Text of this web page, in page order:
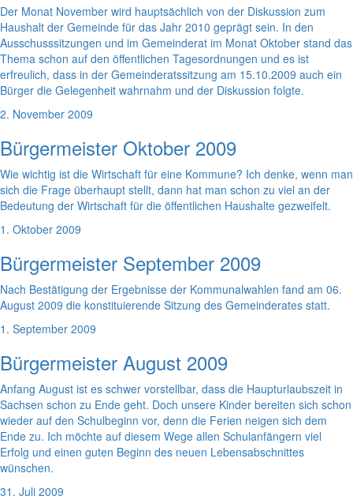
Der Monat November wird hauptsächlich von der Diskussion zum
Haushalt der Gemeinde für das Jahr 2010 geprägt sein. In den
Ausschusssitzungen und im Gemeinderat im Monat Oktober stand das
Thema schon auf den öffentlichen Tagesordnungen und es ist
erfreulich, dass in der Gemeinderatssitzung am 15.10.2009 auch ein
Bürger die Gelegenheit wahrnahm und der Diskussion folgte.
2. November 2009
Bürgermeister Oktober 2009
Wie wichtig ist die Wirtschaft für eine Kommune? Ich denke, wenn man
sich die Frage überhaupt stellt, dann hat man schon zu viel an der
Bedeutung der Wirtschaft für die öffentlichen Haushalte gezweifelt.
1. Oktober 2009
Bürgermeister September 2009
Nach Bestätigung der Ergebnisse der Kommunalwahlen fand am 06.
August 2009 die konstituierende Sitzung des Gemeinderates statt.
1. September 2009
Bürgermeister August 2009
Anfang August ist es schwer vorstellbar, dass die Haupturlaubszeit in
Sachsen schon zu Ende geht. Doch unsere Kinder bereiten sich schon
wieder auf den Schulbeginn vor, denn die Ferien neigen sich dem
Ende zu. Ich möchte auf diesem Wege allen Schulanfängern viel
Erfolg und einen guten Beginn des neuen Lebensabschnittes
wünschen.
31. Juli 2009